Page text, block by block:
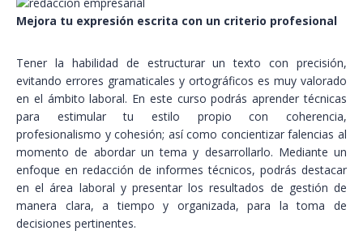
Mejora tu expresión escrita con un criterio profesional
Tener la habilidad de estructurar un texto con precisión,
evitando errores gramaticales y ortográficos es muy valorado
en el ámbito laboral. En este curso podrás aprender técnicas
para estimular tu estilo propio con coherencia,
profesionalismo y cohesión; así como concientizar falencias al
momento de abordar un tema y desarrollarlo. Mediante un
enfoque en redacción de informes técnicos, podrás destacar
en el área laboral y presentar los resultados de gestión de
manera clara, a tiempo y organizada, para la toma de
decisiones pertinentes.